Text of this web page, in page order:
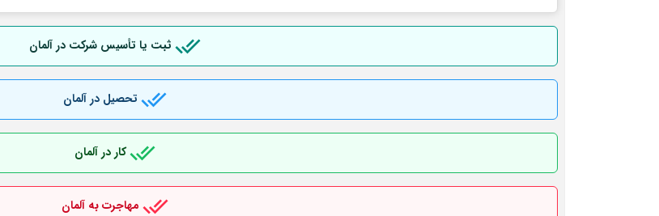
ثبت یا تأسیس شرکت در آلمان
تحصیل در آلمان
کار در آلمان
مهاجرت به آلمان